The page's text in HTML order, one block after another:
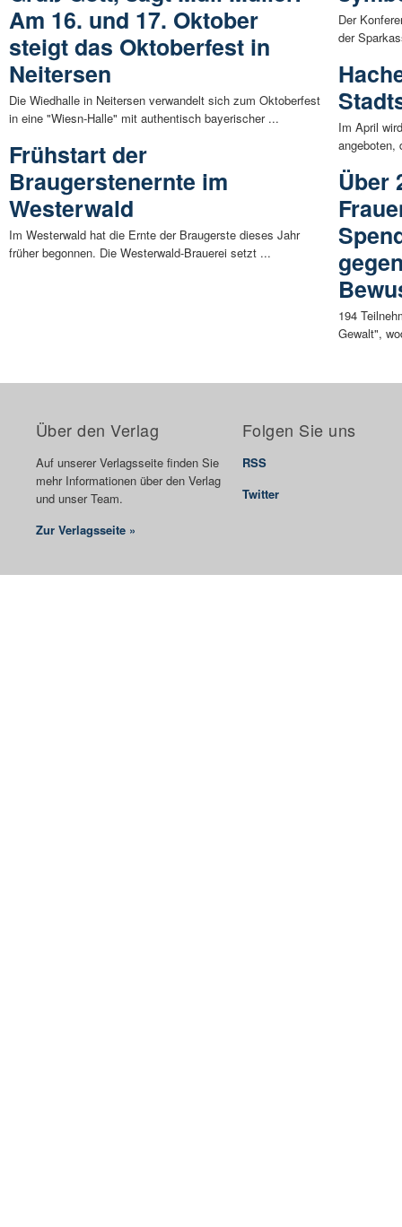
Am 16. und 17. Oktober
steigt das Oktoberfest in
Neitersen
Die Wiedhalle in Neitersen verwandelt sich zum Oktoberfest
in eine "Wiesn-Halle" mit authentisch bayerischer ...
Frühstart der
Braugerstenernte im
Westerwald
Im Westerwald hat die Ernte der Braugerste dieses Jahr
früher begonnen. Die Westerwald-Brauerei setzt ...
Der
der
Im April
angeboten,
Über
194
Gewalt",
Über den Verlag
Auf unserer Verlagsseite finden Sie
mehr Informationen über den Verlag
und unser Team.
Zur Verlagsseite »
Folgen Sie uns
RSS
Twitter